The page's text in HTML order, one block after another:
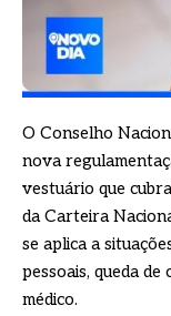
O Conselho
nova
vestuário que
da Carteira
se aplica a
pessoais, queda
médico.